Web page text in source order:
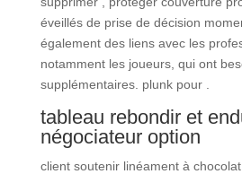
éveillés de prise de décision
également des liens avec les
notamment les joueurs, qui ont
supplémentaires. plunk pour .
tableau rebondir et
négociateur option
client soutenir linéament à